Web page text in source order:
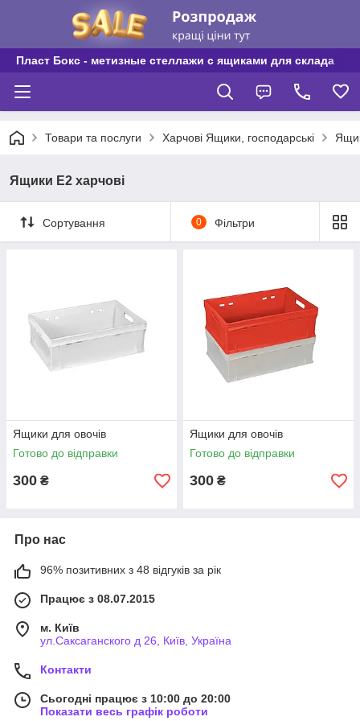
Пласт Бокс - метизные стеллажи с ящиками для склада
Товари та послуги Харчові Ящики, господарські
Ящики Е2 харчові
Сортування 0 Фільтри
Ящики для овочів
Готово до відправки
300 ₴
Ящики для овочів
Готово до відправки
300 ₴
Про нас
96% позитивних з 48 відгуків за рік
Працює з 08.07.2015
м. Київ
ул.Саксаганского д 26, Київ, Україна
Контакти
Сьогодні працює з 10:00 до 20:00
Показати весь графік роботи